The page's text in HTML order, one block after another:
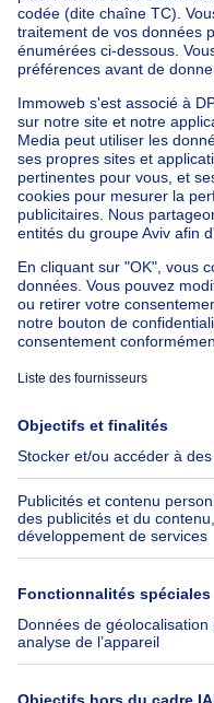
Nos
Maison à vendre
Maison à vendre Italie
Maison
Nos biens pas
Nos biens
Appartement à
Maison à
Appartement à
Maison à
Appartement à louer
Immoweb
Presse
Emplois
Groupe Axel Springer
SeLoger.com
Immowelt.de
Aide
FAQ